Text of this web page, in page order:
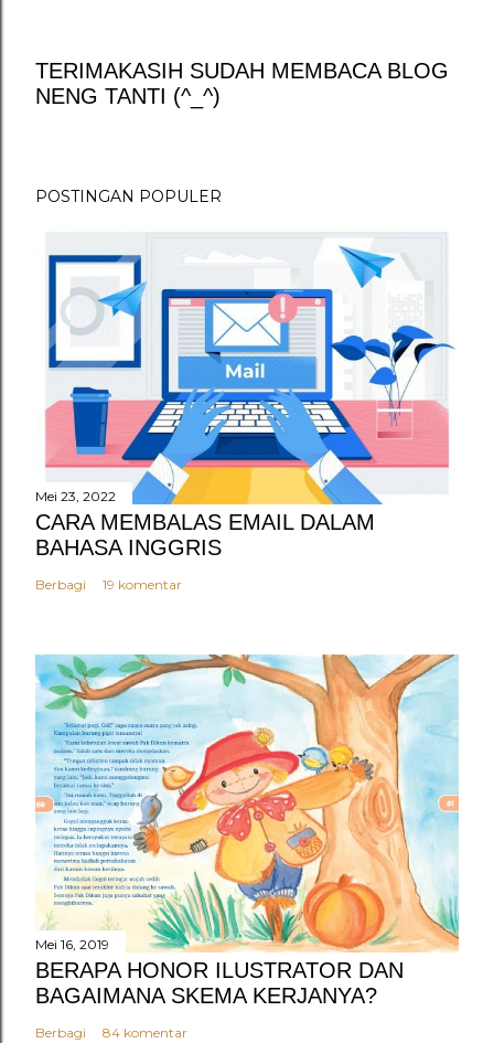
P
i
m
TERIMAKASIH SUDAH MEMBACA BLOG
NENG TANTI (^_^)
POSTINGAN POPULER
Mei 23, 2022
CARA MEMBALAS EMAIL DALAM
BAHASA INGGRIS
Berbagi 19 komentar
Mei 16, 2019
BERAPA HONOR ILUSTRATOR DAN
BAGAIMANA SKEMA KERJANYA?
Berbagi 84 komentar